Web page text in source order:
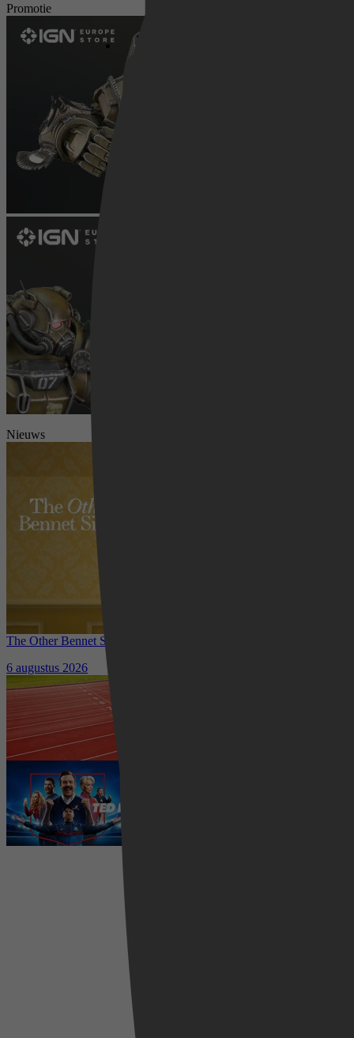
Promotie
Nieuws
The Other Bennet Sister nu te zien op HBO Max: romantisch
kostuumdrama krijgt lovende recensies
6 augustus 2026